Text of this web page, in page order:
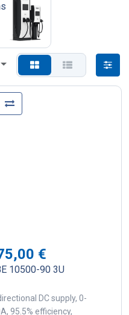
€
10500-90 3U
DC supply, 0-
95.5% efficiency,